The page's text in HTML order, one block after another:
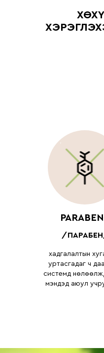
/
хадгалалтын
уртасгадаг ч
системд
мэндэд аюул